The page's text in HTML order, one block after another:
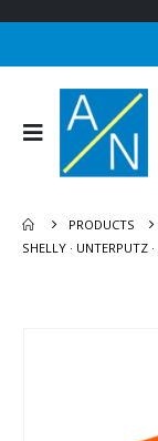
PRODUCTS
SHELLY · UNTERPUTZ